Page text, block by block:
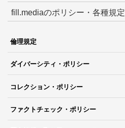
fill.mediaのポリシー・各種規定
倫理規定
ダイバーシティ・ポリシー
コレクション・ポリシー
ファクトチェック・ポリシー